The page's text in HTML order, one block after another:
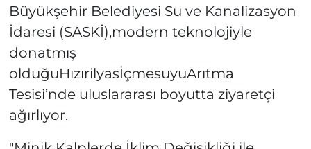
Büyükşehir Belediyesi Su ve Kanalizasyon
İdaresi (SASKİ),modern teknolojiyle
donatmış
olduğuHızırilyasİçmesuyuArıtma
Tesisi’nde uluslararası boyutta ziyaretçi
ağırlıyor.